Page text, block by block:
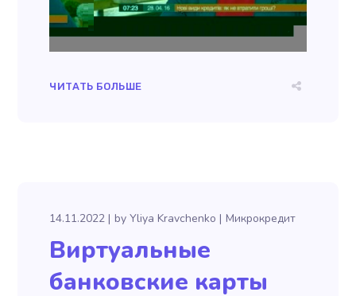
ЧИТАТЬ БОЛЬШЕ
14.11.2022 byYliya Kravchenko Микрокредит
Виртуальные
банковские карты